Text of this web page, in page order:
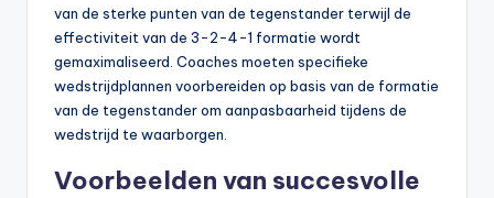
van de sterke punten van de tegenstander terwijl de
effectiviteit van de 3-2-4-1 formatie wordt
gemaximaliseerd. Coaches moeten specifieke
wedstrijdplannen voorbereiden op basis van de formatie
van de tegenstander om aanpasbaarheid tijdens de
wedstrijd te waarborgen.
Voorbeelden van succesvolle